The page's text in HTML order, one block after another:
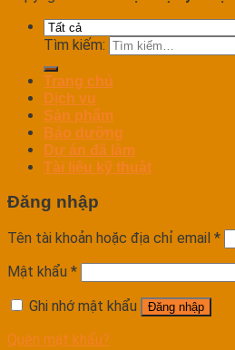
Tìm kiếm:
Trang chủ
Dịch vụ
Sản phẩm
Bảo dưỡng
Dự án đã làm
Tài liệu kỹ thuật
Đăng nhập
Tên tài khoản hoặc địa chỉ email *
Mật khẩu *
Ghi nhớ mật khẩu
Đăng nhập
Quên mật khẩu?